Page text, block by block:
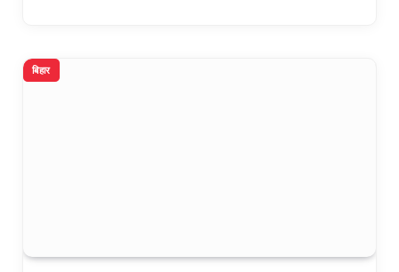
बिहार